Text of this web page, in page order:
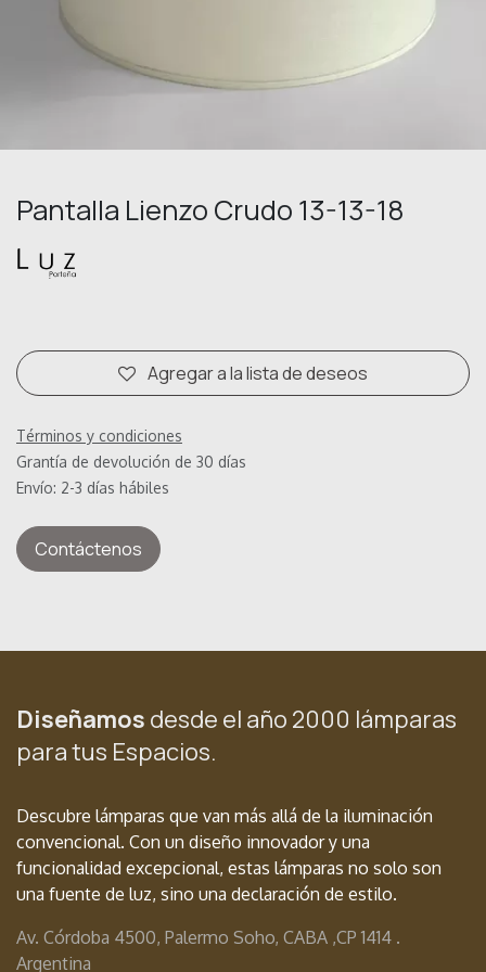
Pantalla Lienzo Crudo 13-13-18
Agregar a la lista de deseos
Términos y condiciones
Grantía de devolución de 30 días
Envío: 2-3 días hábiles
Contáctenos
Diseñamos desde el año 2000 lámparas
para tus Espacios.
Descubre lámparas que van más allá de la iluminación
convencional. Con un diseño innovador y una
funcionalidad excepcional, estas lámparas no solo son
una fuente de luz, sino una declaración de estilo.
Av. Córdoba 4500, Palermo Soho, CABA ,CP 1414 .
Argentina